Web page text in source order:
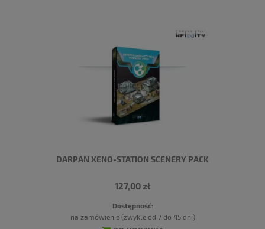
DARPAN XENO-STATION SCENERY PACK
127,00 zł
Dostępność:
na zamówienie (zwykle od 7 do 45 dni)